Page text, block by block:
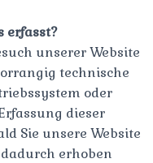
erfasst?
unserer Website
technische
oder
dieser
Sie unsere Website
erhoben